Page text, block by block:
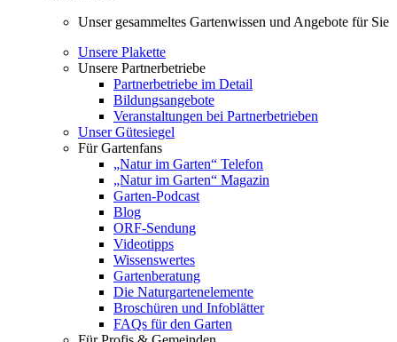
Unser gesammeltes Gartenwissen und Angebote für Sie
Unsere Plakette
Unsere Partnerbetriebe
Partnerbetriebe im Detail
Bildungsangebote
Veranstaltungen bei Partnerbetrieben
Unser Gütesiegel
Für Gartenfans
„Natur im Garten“ Telefon
„Natur im Garten“ Magazin
Garten-Podcast
Blog
ORF-Sendung
Videotipps
Wissenswertes
Gartenberatung
Die Naturgartenelemente
Broschüren und Infoblätter
FAQs für den Garten